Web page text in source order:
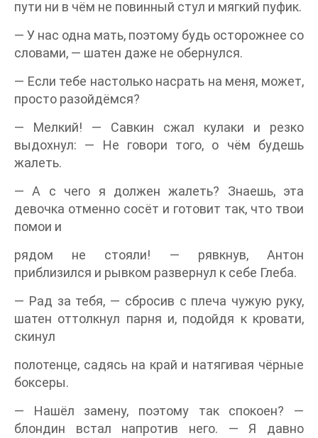
пути ни в чём не повинный стул и мягкий пуфик.
— У нас одна мать, поэтому будь осторожнее со
словами, — шатен даже не обернулся.
— Если тебе настолько насрать на меня, может,
просто разойдёмся?
— Мелкий! — Савкин сжал кулаки и резко
выдохнул: — Не говори того, о чём будешь
жалеть.
— А с чего я должен жалеть? Знаешь, эта
девочка отменно сосёт и готовит так, что твои
помои и
рядом не стояли! — рявкнув, Антон
приблизился и рывком развернул к себе Глеба.
— Рад за тебя, — сбросив с плеча чужую руку,
шатен оттолкнул парня и, подойдя к кровати,
скинул
полотенце, садясь на край и натягивая чёрные
боксеры.
— Нашёл замену, поэтому так спокоен? —
блондин встал напротив него. — Я давно